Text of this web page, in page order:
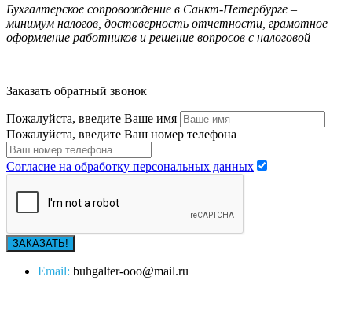
Бухгалтерское сопровождение в Санкт-Петербурге –
минимум налогов, достоверность отчетности, грамотное
оформление работников и решение вопросов с налоговой
Заказать обратный звонок
Пожалуйста, введите Ваше имя
Пожалуйста, введите Ваш номер телефона
Согласие на обработку персональных данных
Email: buhgalter-ooo@mail.ru